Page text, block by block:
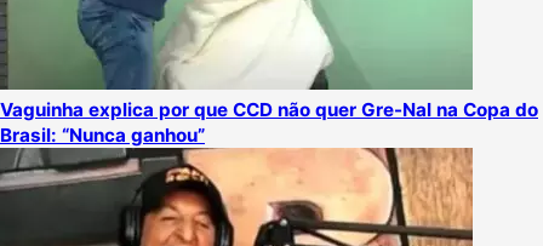
Vaguinha explica por que CCD não quer Gre-Nal na Copa do
Brasil: “Nunca ganhou”